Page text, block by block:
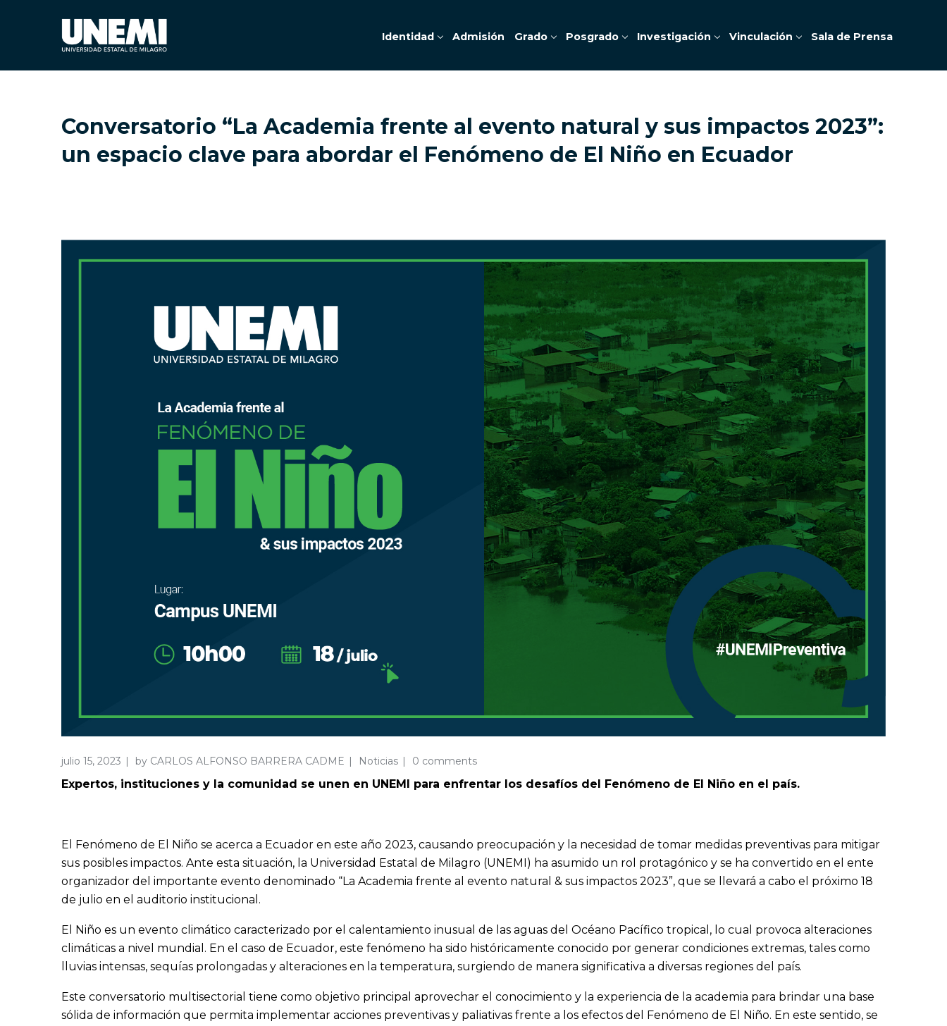
Identidad Admisión Grado Posgrado Investigación Vinculación Sala de Prensa
Conversatorio “La Academia frente al evento natural y sus impactos 2023”:
un espacio clave para abordar el Fenómeno de El Niño en Ecuador
julio 15, 2023 by CARLOS ALFONSO BARRERA CADME Noticias 0 comments
Expertos, instituciones y la comunidad se unen en UNEMI para enfrentar los desafíos del Fenómeno de El Niño en el país.
El Fenómeno de El Niño se acerca a Ecuador en este año 2023, causando preocupación y la necesidad de tomar medidas preventivas para mitigar
sus posibles impactos. Ante esta situación, la Universidad Estatal de Milagro (UNEMI) ha asumido un rol protagónico y se ha convertido en el ente
organizador del importante evento denominado “La Academia frente al evento natural & sus impactos 2023”, que se llevará a cabo el próximo 18
de julio en el auditorio institucional.
El Niño es un evento climático caracterizado por el calentamiento inusual de las aguas del Océano Pacífico tropical, lo cual provoca alteraciones
climáticas a nivel mundial. En el caso de Ecuador, este fenómeno ha sido históricamente conocido por generar condiciones extremas, tales como
lluvias intensas, sequías prolongadas y alteraciones en la temperatura, surgiendo de manera significativa a diversas regiones del país.
Este conversatorio multisectorial tiene como objetivo principal aprovechar el conocimiento y la experiencia de la academia para brindar una base
sólida de información que permita implementar acciones preventivas y paliativas frente a los efectos del Fenómeno de El Niño. En este sentido, se